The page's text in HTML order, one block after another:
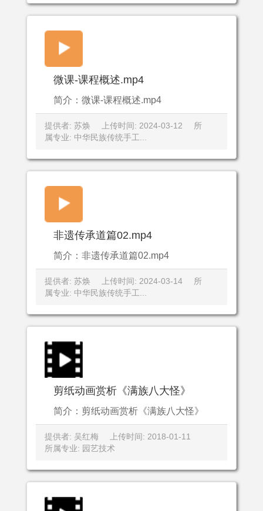
微课-课程概述.mp4
简介：微课-课程概述.mp4
提供者: 苏焕 上传时间: 2024-03-12
所
属专业: 中华民族传统手工...
非遗传承道篇02.mp4
简介：非遗传承道篇02.mp4
提供者: 苏焕 上传时间: 2024-03-14
所
属专业: 中华民族传统手工...
剪纸动画赏析《满族八大怪》
简介：剪纸动画赏析《满族八大怪》
提供者: 吴红梅
上传时间: 2018-01-11
所属专业: 园艺技术